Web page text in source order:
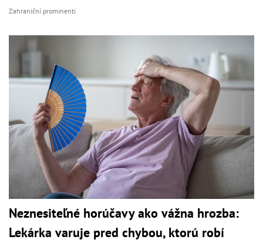
Zahraniční prominenti
Neznesiteľné horúčavy ako vážna hrozba:
Lekárka varuje pred chybou, ktorú robí